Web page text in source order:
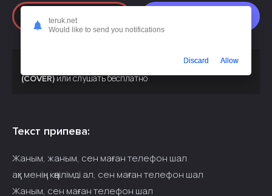
Слушать
Саадат Жыргалбекова - Телефон чал
(COVER)или слушать бесплатно
Текст припева:
Жаным, жаным, сен маған телефон шал
ақ менің көңілімді ал, сен маған телефон шал
Жаным, сен маған телефон шал
teruk.net
Would like to send you notifications
Discard Allow